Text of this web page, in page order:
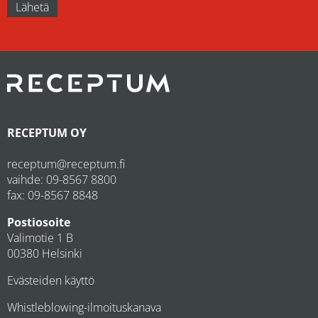
RECEPTUM OY
receptum@receptum.fi
vaihde: 09-8567 8800
fax: 09-8567 8848
Postiosoite
Valimotie 1 B
00380 Helsinki
Evästeiden käyttö
Whistleblowing-ilmoituskanava